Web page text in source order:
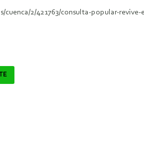
2/421763/consulta-popular-